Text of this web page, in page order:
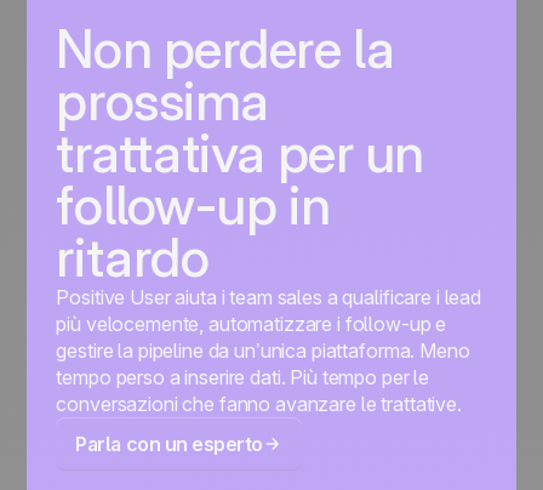
Non perdere la
prossima
trattativa per un
follow-up in
ritardo
Positive User aiuta i team sales a qualificare i lead
più velocemente, automatizzare i follow-up e
gestire la pipeline da un’unica piattaforma. Meno
tempo perso a inserire dati. Più tempo per le
conversazioni che fanno avanzare le trattative.
Parla con un esperto